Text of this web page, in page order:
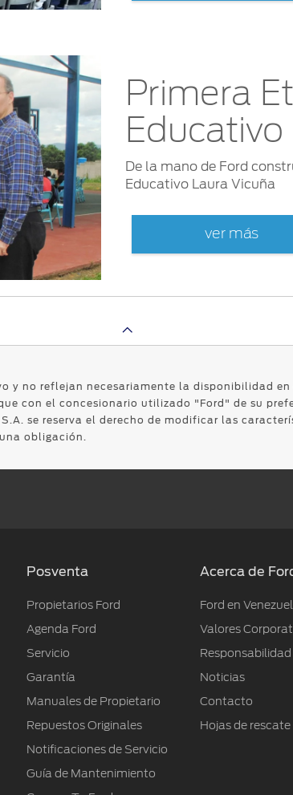
Primera
Educativo
De la mano de Ford
Educativo Laura Vicuña
ver más
y no reflejan necesariamente la disponibilidad
con el concesionario utilizado "Ford" de su
se reserva el derecho de modificar las
obligación.
Posventa
Propietarios Ford
Agenda Ford
Servicio
Garantía
Manuales de Propietario
Repuestos Originales
Notificaciones de Servicio
Guía de Mantenimiento
Acerca de
Ford en
Valores
Responsabilidad
Noticias
Contacto
Hojas de rescate